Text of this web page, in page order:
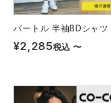
バートル 半袖BDシャツ
¥2,285税込 〜